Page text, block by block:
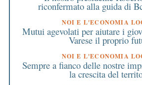
riconfermato alla guida di
NOI E L'ECONOMIA
Mutui agevolati per aiutare i
Varese il proprio
NOI E L'ECONOMIA
Sempre a fianco delle nostre
la crescita del